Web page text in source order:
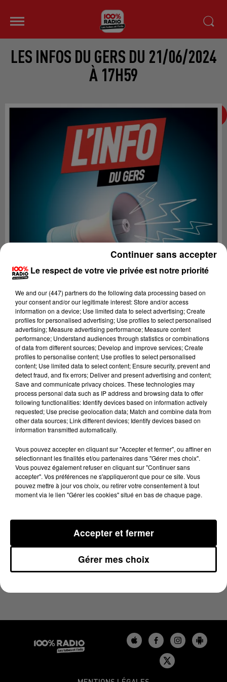
LES INFOS DU GERS DU 21/06/2024
À 17H59
Lecture (4 min 24 sec)
100%
21 juin 2024 - 4 min 24 sec
LES INFOS DU GERS DU 21/06/2024 À 17H59
Le respect de votre vie privée est notre priorité
We and our (447) partnersdo the following data processing based on
your consent and/or our legitimate interest: Store and/or access
information on a device; Use limited data to select advertising; Create
profiles for personalised advertising; Use profiles to select personalised
advertising; Measure advertising performance; Measure content
performance; Understand audiences through statistics or combinations
of data from different sources; Develop and improve services; Create
profiles to personalise content; Use profiles to select personalised
content; Use limited data to select content; Ensure security, prevent and
detect fraud, and fix errors; Deliver and present advertising and content;
Save and communicate privacy choices. These technologies may
process personal data such as IP address and browsing data to offer
following functionalities: Identify devices based on information actively
requested; Use precise geolocation data; Match and combine data from
other data sources; Link different devices; Identify devices based on
information transmitted automatically.
Vous pouvez accepter en cliquant sur "Accepter et fermer", ou affiner en
sélectionnant les finalités et/ou partenaires dans "Gérer mes choix".
Vous pouvez également refuser en cliquant sur "Continuer sans
accepter". Vos préférences ne s'appliqueront que pour ce site. Vous
pouvez mettre à jour vos choix, ou retirer votre consentement à tout
moment via le lien "Gérer les cookies" situé en bas de chaque page.
Gérer mes choix
Accepter et fermer
Continuer sans accepter